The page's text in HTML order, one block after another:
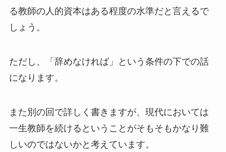
る教師の人的資本はある程度の水準だと言えるで
しょう。
ただし、「辞めなければ」という条件の下での話
になります。
また別の回で詳しく書きますが、現代においては
一生教師を続けるということがそもそもかなり難
しいのではないかと考えています。